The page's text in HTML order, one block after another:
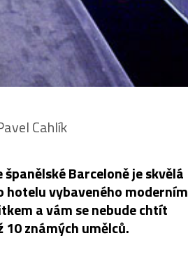
Cahlík
Barceloně je skvělá
hotelu vybaveného moderním
a vám se nebude chtít
známých umělců.